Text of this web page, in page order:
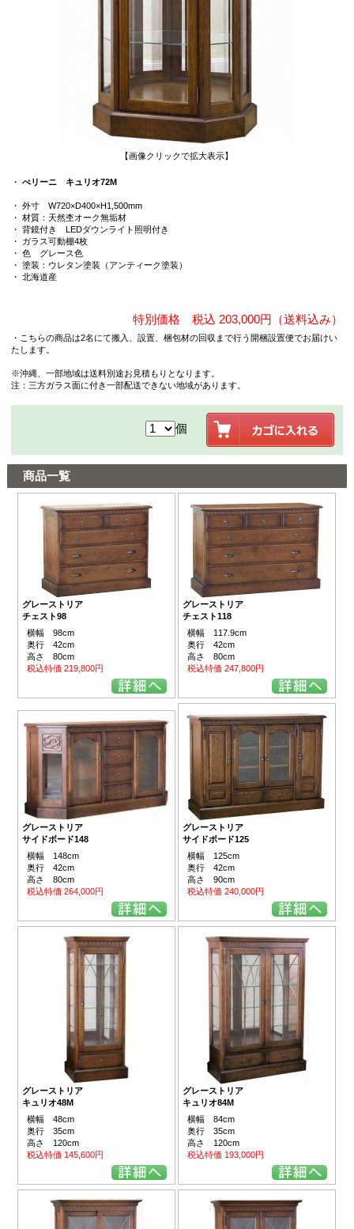
【画像クリックで拡大表示】
・ べリーニ キュリオ72M
・ 外寸 W720×D400×H1,500mm
・ 材質：天然杢オーク無垢材
・ 背鏡付き LEDダウンライト照明付き
・ ガラス可動棚4枚
・ 色 グレース色
・ 塗装：ウレタン塗装（アンティーク塗装）
・ 北海道産
特別価格 税込 203,000円（送料込み）
・こちらの商品は2名にて搬入、設置、梱包材の回収まで行う開梱設置便でお届けい
たします。
※沖縄、一部地域は送料別途お見積もりとなります。
注：三方ガラス面に付き一部配送できない地域があります。
個
商品一覧
グレーストリア
チェスト98
横幅 98cm
奥行 42cm
高さ 80cm
税込特価 219,800円
グレーストリア
チェスト118
横幅 117.9cm
奥行 42cm
高さ 80cm
税込特価 247,800円
グレーストリア
サイドボード148
横幅 148cm
奥行 42cm
高さ 80cm
税込特価 264,000円
グレーストリア
サイドボード125
横幅 125cm
奥行 42cm
高さ 90cm
税込特価 240,000円
グレーストリア
キュリオ48M
横幅 48cm
奥行 35cm
高さ 120cm
税込特価 145,600円
グレーストリア
キュリオ84M
横幅 84cm
奥行 35cm
高さ 120cm
税込特価 193,000円